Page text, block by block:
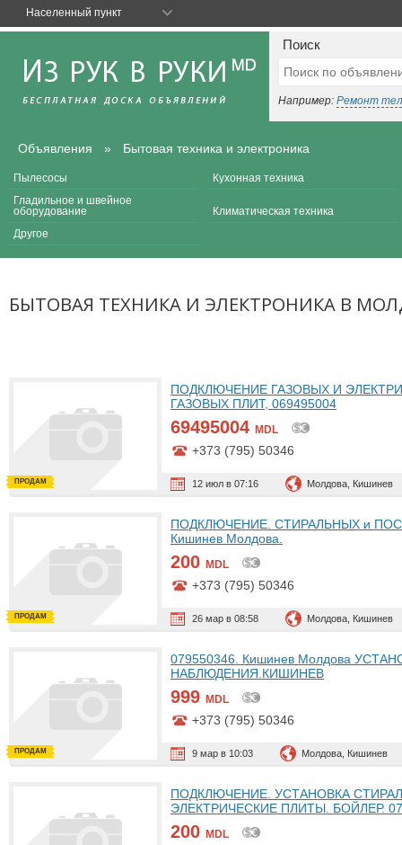
Поиск
Например: Ремонт
Объявления Бытовая техника и электроника
Пылесосы
Кухонная техника
Гладильное и швейное
оборудование
Климатическая техника
Другое
БЫТОВАЯ ТЕХНИКА И ЭЛЕКТРОНИКА В
ПОДКЛЮЧЕНИЕ ГАЗОВЫХ И
ГАЗОВЫХ ПЛИТ, 069495004
69495004 MDL
+373 (795) 50346
12 июл в 07:16 Молдова, Кишинев
ПРОДАМ
ПОДКЛЮЧЕНИЕ. СТИРАЛЬНЫХ и
Кишинев Молдова.
200 MDL
+373 (795) 50346
26 мар в 08:58 Молдова, Кишинев
ПРОДАМ
079550346. Кишинев Молдова
НАБЛЮДЕНИЯ.КИШИНЕВ
999 MDL
+373 (795) 50346
9 мар в 10:03 Молдова, Кишинев
ПРОДАМ
ПОДКЛЮЧЕНИЕ. УСТАНОВКА
ЭЛЕКТРИЧЕСКИЕ ПЛИТЫ. БОЙЛЕР.
200 MDL
Населенный пункт